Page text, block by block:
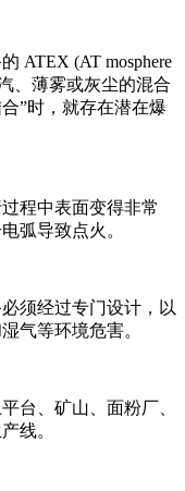
ATEX (AT mosphere
、薄雾或灰尘的混合
”时，就存在潜在爆
程中表面变得非常
弧导致点火。
须经过专门设计，以
气等环境危害。
台、矿山、面粉厂、
线。